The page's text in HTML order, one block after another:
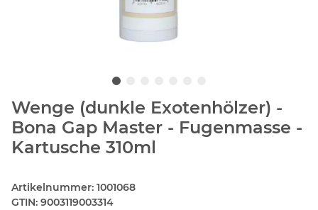
Wenge (dunkle Exotenhölzer) -
Bona Gap Master - Fugenmasse -
Kartusche 310ml
Artikelnummer: 1001068
GTIN: 9003119003314